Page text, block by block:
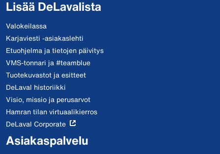
Lisää DeLavalista
Valokeilassa
Karjaviesti -asiakaslehti
Etuohjelma ja tietojen päivitys
VMS-tonnari ja #teamblue
Tuotekuvastot ja esitteet
DeLaval historiikki
Visio, missio ja perusarvot
Hamran tilan virtuaalikierros
DeLaval Corporate
Asiakaspalvelu